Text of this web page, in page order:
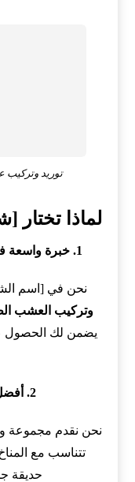
توريد
لماذا تختار
1. خبرة واسعة في مجال تركيب العشب الطبيعي
نحن في [اسم
وتركيب العشب
يضمن لك الحصول
2. أفضل أنواع العشب الطبيعي
نحن نقدم مجموعة
تتناسب مع
حديقة